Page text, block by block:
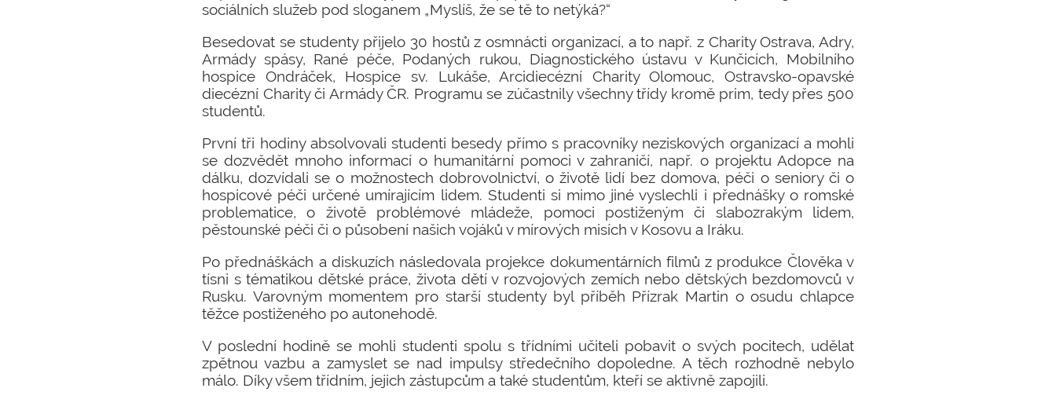
sociálních služeb pod sloganem „Myslíš, že se tě to netýká?“
Besedovat se studenty přijelo 30 hostů z osmnácti organizací, a to např. z Charity Ostrava, Adry,
Armády spásy, Rané péče, Podaných rukou, Diagnostického ústavu v Kunčicích, Mobilního
hospice Ondráček, Hospice sv. Lukáše, Arcidiecézní Charity Olomouc, Ostravsko-opavské
diecézní Charity či Armády ČR. Programu se zúčastnily všechny třídy kromě prim, tedy přes 500
studentů.
První tři hodiny absolvovali studenti besedy přímo s pracovníky neziskových organizací a mohli
se dozvědět mnoho informací o humanitární pomoci v zahraničí, např. o projektu Adopce na
dálku, dozvídali se o možnostech dobrovolnictví, o životě lidí bez domova, péči o seniory či o
hospicové péči určené umírajícím lidem. Studenti si mimo jiné vyslechli i přednášky o romské
problematice, o životě problémové mládeže, pomoci postiženým či slabozrakým lidem,
pěstounské péči či o působení našich vojáků v mírových misích v Kosovu a Iráku.
Po přednáškách a diskuzích následovala projekce dokumentárních filmů z produkce Člověka v
tísni s tématikou dětské práce, života dětí v rozvojových zemích nebo dětských bezdomovců v
Rusku. Varovným momentem pro starší studenty byl příběh Přízrak Martin o osudu chlapce
těžce postiženého po autonehodě.
V poslední hodině se mohli studenti spolu s třídními učiteli pobavit o svých pocitech, udělat
zpětnou vazbu a zamyslet se nad impulsy středečního dopoledne. A těch rozhodně nebylo
málo. Díky všem třídním, jejich zástupcům a také studentům, kteří se aktivně zapojili.